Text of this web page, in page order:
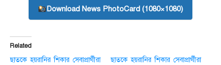
Download News PhotoCard (1080×1080)
Related
ছাতকে হয়রানির শিকার সেবাপ্রার্থীরা
ছাতকে হয়রানির শিকার সেবাপ্রার্থীরা